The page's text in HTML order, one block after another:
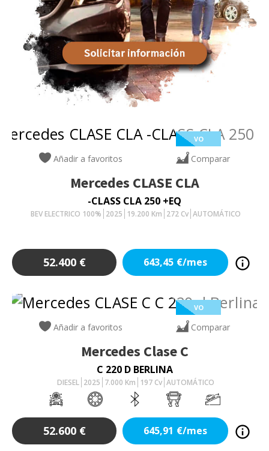
VO
Añadir a favoritos Comparar
Mercedes CLASE CLA
-CLASS CLA 250 +EQ
BEV ELECTRICO 100% 2025 19.200 Km 272Cv AUTOMÁTICO
52.400 € 643,45 €/mes
VO
Añadir a favoritos Comparar
Mercedes Clase C
C 220 D BERLINA
DIESEL 2025 7.000 Km 197Cv AUTOMÁTICO
52.600 € 645,91 €/mes